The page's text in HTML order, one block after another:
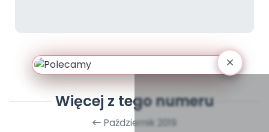
Więcej z tego numeru
Październik 2019